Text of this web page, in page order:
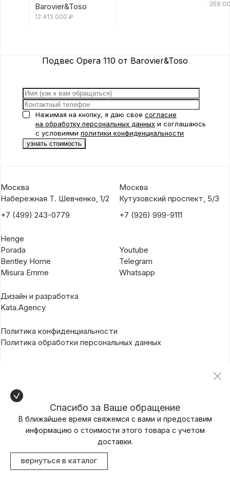
Barovier&Toso
12 413 000 ₽
359
Подвес Opera 110 от Barovier&Toso
Нажимая на кнопку, я даю свое согласие
на обработку персональных данных и соглашаюсь
с условиями политики конфиденциальности
Москва
Набережная Т. Шевченко, 1/2
+7 (499) 243-0779
Москва
Кутузовский проспект, 5/3
+7 (926) 999-9111
Henge
Porada
Bentley Home
Misura Emme
Youtube
Telegram
Whatsapp
Дизайн и разработка
Kata.Agency
Политика конфиденциальности
Политика обработки персональных данных
Спасибо за Ваше обращение
В ближайшее время свяжемся с вами и предоставим
информацию о стоимости этого товара с учетом
доставки.
вернуться в каталог